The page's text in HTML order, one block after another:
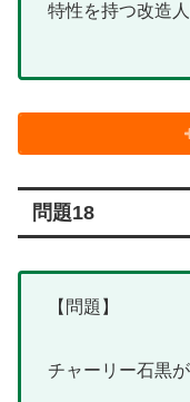
特性を持つ改造
問題18
【問題】
チャーリー石黒